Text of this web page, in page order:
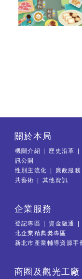
關於本局
機關介紹 歷史沿革
訊公開
性別主流化
廉政服務
共藝術
其他資訊
企業服務
登記專區 資金融通
北企業精典奬專區
新北市產業輔導資源手
商圈及觀光工廠